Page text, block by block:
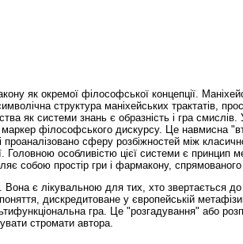
як окремої філософської концепції.
структура маніхейських трактатів,
як системи знань є образність і гра
маркер філософського дискурсу. Це навмисна
проаналізовано сферу розбіжностей між
Головною особливістю цієї системи є принцип
собою простір гри і фармакону, спрямованого
Вона є лікувальною для тих, хто звертається
дискредитоване у європейській
гра. Це "розгадування" або
стромати автора.